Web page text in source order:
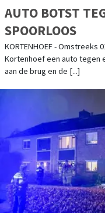
AUTO BOTST
SPOORLOOS
KORTENHOEF - Omstreeks
Kortenhoef een auto tegen
aan de brug en de [...]